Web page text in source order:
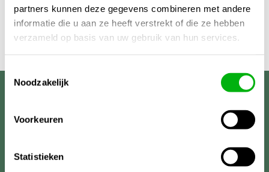
partners kunnen deze gegevens combineren met andere
informatie die u aan ze heeft verstrekt of die ze hebben
verzameld op basis van uw gebruik van hun services.
Toestemmingsselectie
Noodzakelijk
Voorkeuren
Statistieken